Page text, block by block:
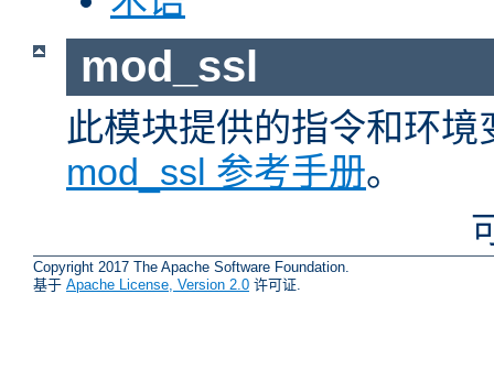
mod_ssl
此模块提供的指令和环
mod_ssl 参考手册。
Copyright 2017 The Apache Software Foundation.
基于 Apache License, Version 2.0 许可证.